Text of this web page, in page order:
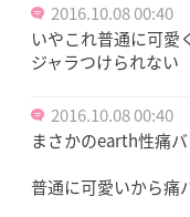
2016.10.08 00:40
いやこれ普通に可愛
ジャラつけられない
2016.10.08 00:40
まさかのearth性痛
普通に可愛いから痛